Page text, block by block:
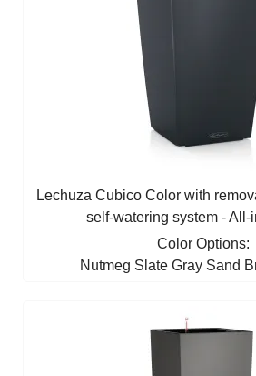
Lechuza Cubico Color with
self-watering system - All-
Color Options:
Nutmeg Slate Gray Sand